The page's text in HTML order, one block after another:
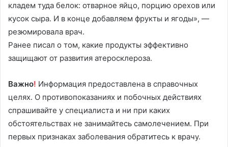
кладем туда белок: отварное яйцо, порцию орехов или
кусок сыра. И в конце добавляем фрукты и ягоды», —
резюмировала врач.
Ранее писал о том, какие продукты эффективно
защищают от развития атеросклероза.
Важно! Информация предоставлена в справочных
целях. О противопоказаниях и побочных действиях
спрашивайте у специалиста и ни при каких
обстоятельствах не занимайтесь самолечением. При
первых признаках заболевания обратитесь к врачу.